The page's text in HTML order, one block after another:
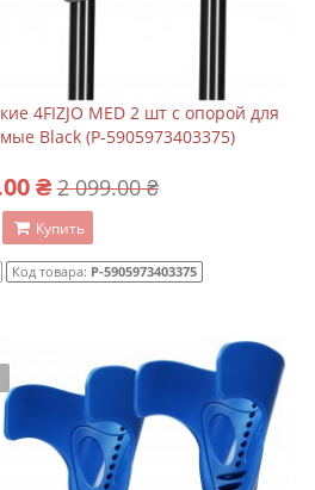
4FIZJO MED 2 шт с опорой для
Black (P-5905973403375)
₴ 2 099.00 ₴
Купить
Код товара: P-5905973403375